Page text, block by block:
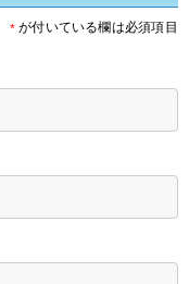
*が付いている欄は必須項目